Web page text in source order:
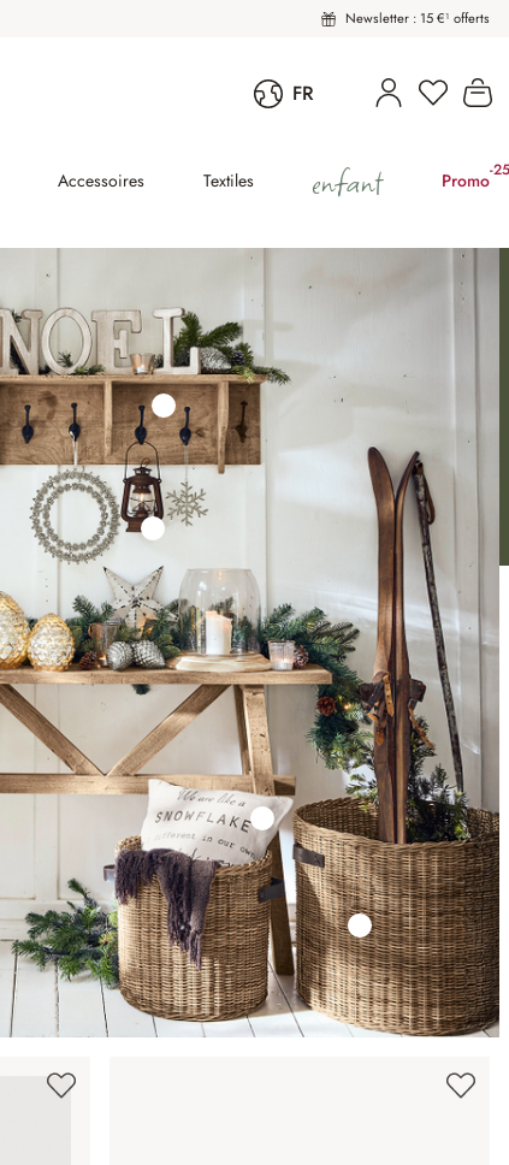
Newsletter : 15 €¹ offerts
FR Vous
Accessoires Textiles enfant Promo-